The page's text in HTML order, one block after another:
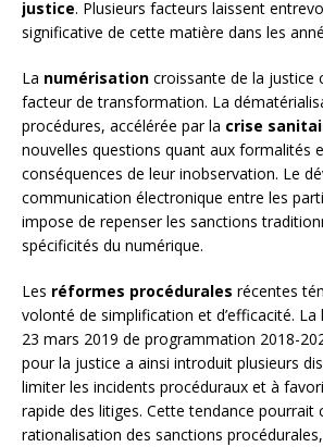
justice. Plusieurs facteurs laissent
significative de cette matière dans les
La numérisation croissante de la justice
facteur de transformation. La
procédures, accélérée par la crise
nouvelles questions quant aux formalités
conséquences de leur inobservation. Le
communication électronique entre les
impose de repenser les sanctions
spécificités du numérique.
Les réformes procédurales récentes
volonté de simplification et d’efficacité. La
23 mars 2019 de programmation 2018-
pour la justice a ainsi introduit plusieurs
limiter les incidents procéduraux et à
rapide des litiges. Cette tendance pourrait
rationalisation des sanctions